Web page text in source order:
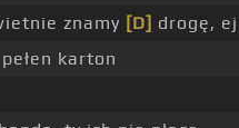
znamy [D] drogę, ej
karton